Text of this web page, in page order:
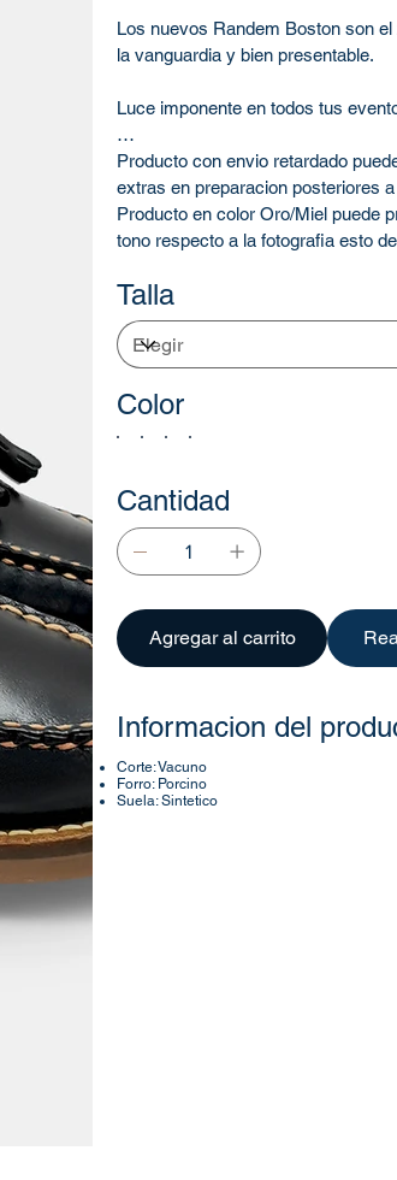
Los nuevos Randem Boston son
la vanguardia y bien presentable.
Luce imponente en todos tus
Producto con envio retardado
extras en preparacion posteriores
Producto en color Oro/Miel puede
tono respecto a la fotografia esto
Talla
Color
Cantidad
Agregar al carrito
Informacion del
Corte: Vacuno
Forro: Porcino
Suela: Sintetico